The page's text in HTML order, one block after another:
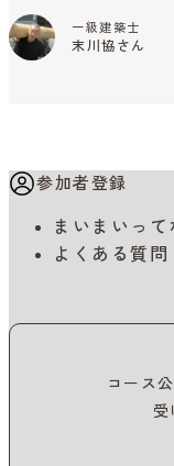
一級建築士
末川協さん
参加者登録
まいまいって
よくある質問
コース
受